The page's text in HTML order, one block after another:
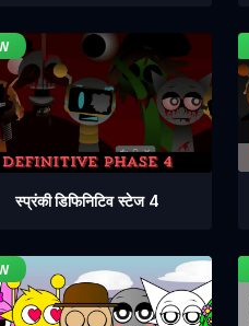
स्प्रंकी डिफिनिटिव स्टेज 4